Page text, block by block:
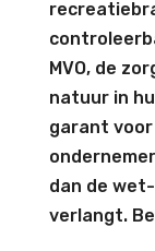
MVO, de
natuur in
garant
dan de
verlangt.